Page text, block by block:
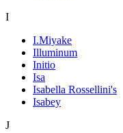
I
I.Miyake
Illuminum
Initio
Isa
Isabella Rossellini's
Isabey
J